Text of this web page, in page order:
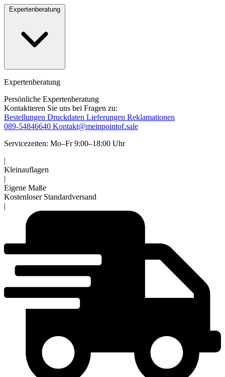
Expertenberatung
Expertenberatung
Persönliche Expertenberatung
Kontaktieren Sie uns bei Fragen zu:
Bestellungen Druckdaten Lieferungen Reklamationen
089-54846640 Kontakt@meinpointof.sale
Servicezeiten: Mo–Fr 9:00–18:00 Uhr
|
Kleinauflagen
|
Eigene Maße
Kostenloser Standardversand
|